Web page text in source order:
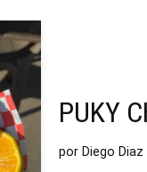
PUKY
por Diego Diaz